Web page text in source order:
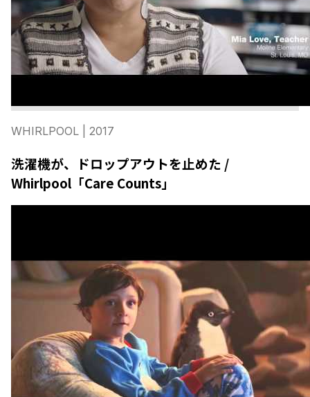
WHIRLPOOL | 2017
洗濯機が、ドロップアウトを止めた /
Whirlpool「Care Counts」